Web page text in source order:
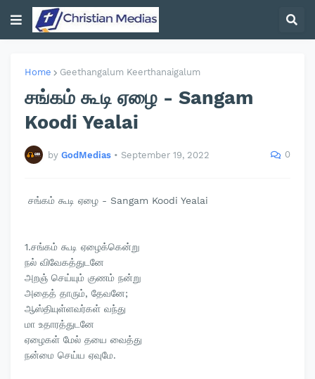
Home Geethangalum Keerthanaigalum
சங்கம் கூடி ஏழை - Sangam
Koodi Yealai
by GodMedias • September 19, 2022 0
சங்கம் கூடி ஏழை - Sangam Koodi Yealai
1.சங்கம் கூடி ஏழைக்கென்று
நல் விவேகத்துடனே
அறஞ் செய்யும் குணம் நன்று
அதைத் தாரும், தேவனே;
ஆஸ்தியுள்ளவர்கள் வந்து
மா உதாரத்துடனே
ஏழைகள் மேல் தயை வைத்து
நன்மை செய்ய ஏவுமே.